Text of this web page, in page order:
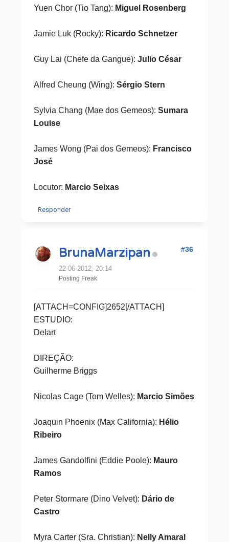
Yuen Chor (Tio Tang): Miguel Rosenberg
Jamie Luk (Rocky): Ricardo Schnetzer
Guy Lai (Chefe da Gangue): Julio César
Alfred Cheung (Wing): Sérgio Stern
Sylvia Chang (Mae dos Gemeos): Sumara
Louise
James Wong (Pai dos Gemeos): Francisco
José
Locutor: Marcio Seixas
Responder
BrunaMarzipan
22-06-2012, 20:14
Posting Freak
#36
[ATTACH=CONFIG]2652[/ATTACH]
ESTUDIO:
Delart
DIREÇÃO:
Guilherme Briggs
Nicolas Cage (Tom Welles): Marcio Simões
Joaquin Phoenix (Max California): Hélio
Ribeiro
James Gandolfini (Eddie Poole): Mauro
Ramos
Peter Stormare (Dino Velvet): Dário de
Castro
Myra Carter (Sra. Christian): Nelly Amaral